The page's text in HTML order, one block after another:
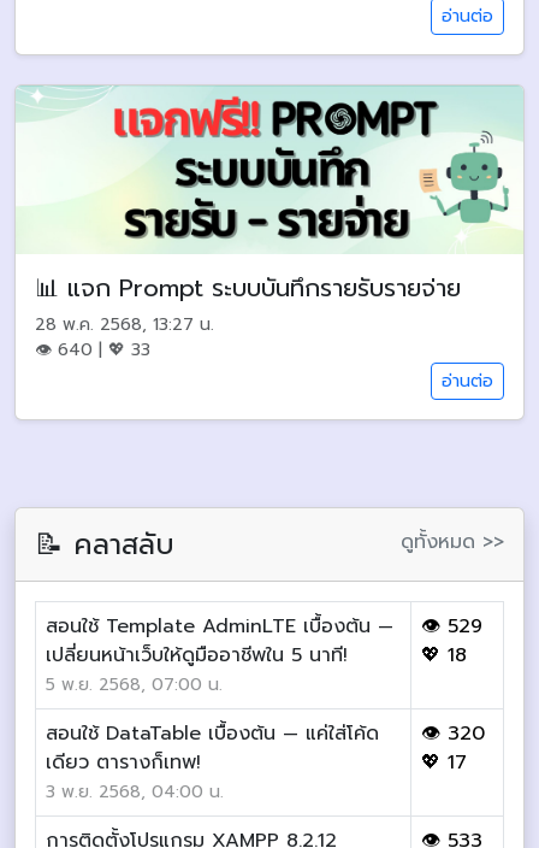
อ่านต่อ
📊 แจก Prompt ระบบบันทึกรายรับรายจ่าย
28 พ.ค. 2568, 13:27 น.
👁 640 | 💖 33
อ่านต่อ
📝 คลาสลับ ดูทั้งหมด >>
สอนใช้ Template AdminLTE เบื้องต้น —
เปลี่ยนหน้าเว็บให้ดูมืออาชีพใน 5 นาที!
5 พ.ย. 2568, 07:00 น.
👁 529
💖 18
สอนใช้ DataTable เบื้องต้น — แค่ใส่โค้ด
เดียว ตารางก็เทพ!
3 พ.ย. 2568, 04:00 น.
👁 320
💖 17
การติดตั้งโปรแกรม XAMPP 8.2.12 👁 533